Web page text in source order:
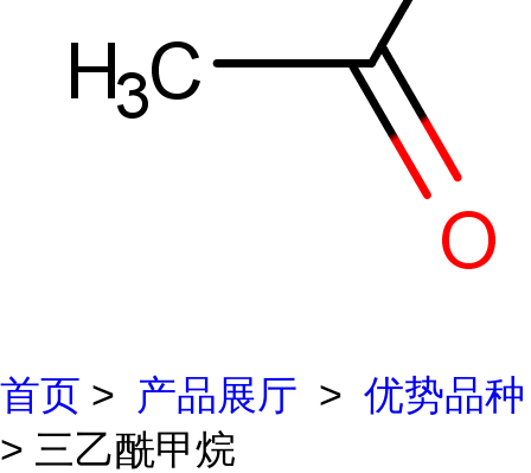
首页 > 产品展厅 > 优势品种
> 三乙酰甲烷